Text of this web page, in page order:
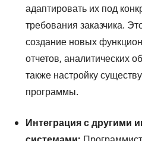
адаптировать их под
требования заказчика.
создание новых
отчетов, аналитических
также настройку
программы.
Интеграция с